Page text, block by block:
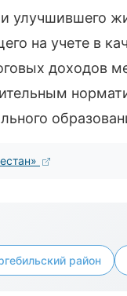
улучшившего
на учете в
доходов
район